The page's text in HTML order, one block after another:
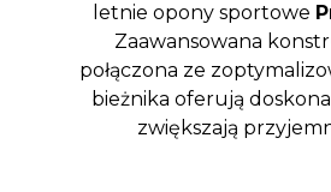
letnie opony sportowe
Zaawansowana
połączona ze
bieżnika oferują
zwiększają